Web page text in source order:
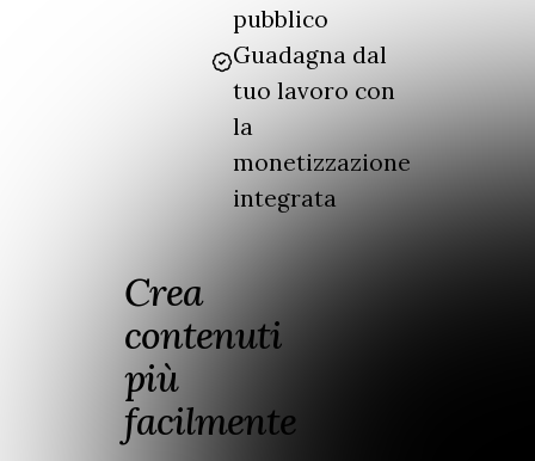
pubblico
Guadagna dal
tuo lavoro con
la
monetizzazione
integrata
Crea
contenuti
più
facilmente